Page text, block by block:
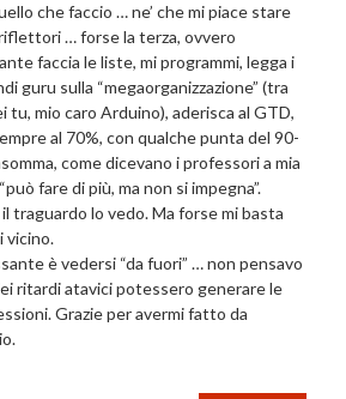
che faccio … ne’ che mi piace stare
… forse la terza, ovvero
faccia le liste, mi programmi, legga i
guru sulla “megaorganizzazione” (tra
tu, mio caro Arduino), aderisca al GTD,
al 70%, con qualche punta del 90-
come dicevano i professori a mia
fare di più, ma non si impegna”.
traguardo lo vedo. Ma forse mi basta
vicino.
è vedersi “da fuori” … non pensavo
ritardi atavici potessero generare le
Grazie per avermi fatto da